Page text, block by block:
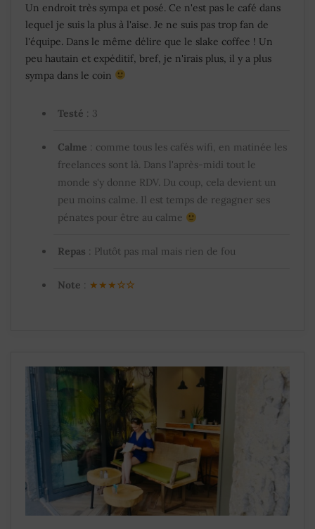
Un endroit très sympa et posé. Ce n'est pas le café dans
lequel je suis la plus à l'aise. Je ne suis pas trop fan de
l'équipe. Dans le même délire que le slake coffee ! Un
peu hautain et expéditif, bref, je n'irais plus, il y a plus
sympa dans le coin
Testé : 3
Calme : comme tous les cafés wifi, en matinée les
freelances sont là. Dans l'après-midi tout le
monde s'y donne RDV. Du coup, cela devient un
peu moins calme. Il est temps de regagner ses
pénates pour être au calme
Repas : Plutôt pas mal mais rien de fou
Note : ★★★☆☆